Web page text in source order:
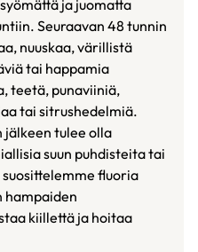
ja juomatta
Seuraavan 48 tunnin
nuuskaa, värillistä
tai happamia
teetä, punaviiniä,
tai sitrushedelmiä.
jälkeen tulee olla
suun puhdisteita tai
fluoria
hampaiden
kiillettä ja hoitaa